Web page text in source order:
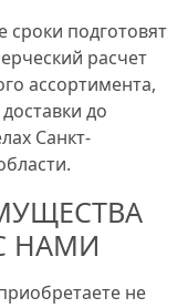
сроки подготовят
расчет
ассортимента,
до
Санкт-
НАМИ
не